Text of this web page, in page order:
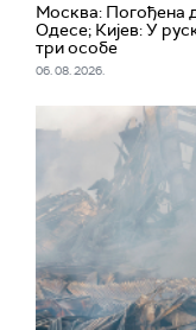
Москва: Погођена
Одесе; Кијев: У
три особе
06. 08. 2026.